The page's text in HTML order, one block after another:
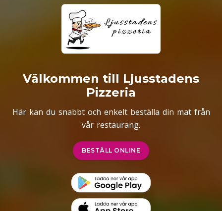
Välkommen till Ljusstadens
Pizzeria
Här kan du snabbt och enkelt beställa din mat från
vår restaurang.
BESTÄLL ONLINE